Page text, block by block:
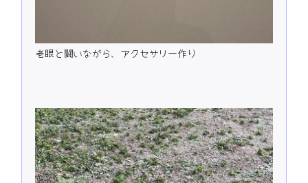
老眼と闘いながら、アクセサリー作り